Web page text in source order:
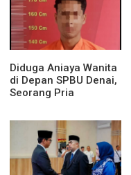
Diduga Aniaya Wanita
di Depan SPBU Denai,
Seorang Pria
Medan Area